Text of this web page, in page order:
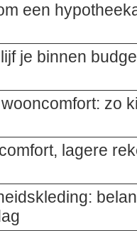
een
je binnen
zo
lagere